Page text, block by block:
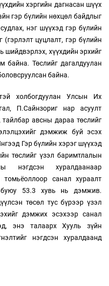
хэргийн дагнасан шүүх
гэр бүлийн нөхцөл байдлыг
нэг шүүхэд гэр бүлийн
(гэрлэлт цуцлалт, гэр бүлийн
шийдвэрлэх, хүүхдийн эрхийг
байна. Төслийг дагалдуулан
байна.
холбогдуулан Улсын Их
П.Сайнзориг нар асуулт
авсны дараа төслийг
дэмжиж буй эсэх
Гэр бүлийн хэрэг шүүхэд
төслийг үзэл баримтлалын
нэгдсэн хуралдаанаар
томьёоллоор санал хураалт
буюу 53.3 хувь нь дэмжив.
төсөл тус бүрээр үзэл
дэмжих эсэхээр санал
энэ талаарх Хууль зүйн
нэгдсэн хуралдаанд